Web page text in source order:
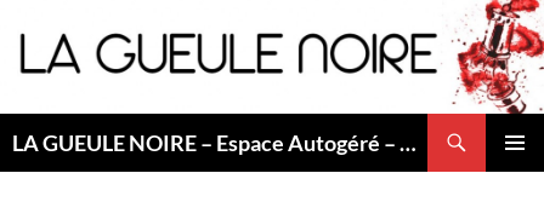
au
contenu
LA GUEULE NOIRE – Espace Autogéré – Saint Etienne